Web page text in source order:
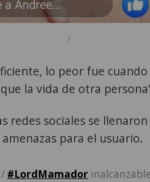
/
lo peor fue
la vida de otra
redes sociales se
para el usuario.
#LordMamador